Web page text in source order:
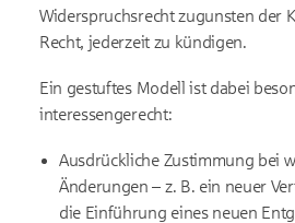
Widerspruchsrecht zugunsten der
Recht, jederzeit zu kündigen.
Ein gestuftes Modell ist dabei
interessengerecht:
Ausdrückliche Zustimmung bei
Änderungen – z. B. ein neuer
die Einführung eines neuen